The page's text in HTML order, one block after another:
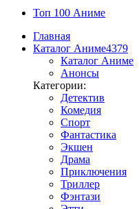
Топ 100 Аниме
Главная
Каталог Аниме4379
Каталог Аниме
Анонсы
Категории:
Детектив
Комедия
Спорт
Фантастика
Экшен
Драма
Приключения
Триллер
Фэнтази